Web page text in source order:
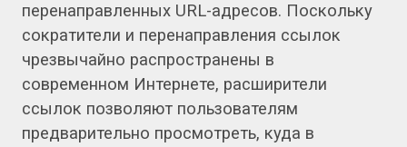
перенаправленных URL-адресов. Поскольку
сократители и перенаправления ссылок
чрезвычайно распространены в
современном Интернете, расширители
ссылок позволяют пользователям
предварительно просмотреть, куда в